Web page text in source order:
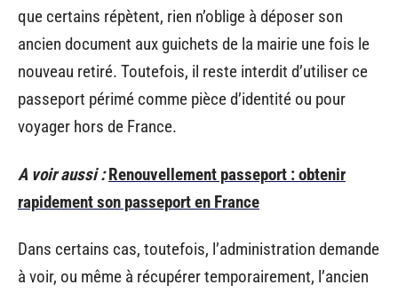
que certains répètent, rien n’oblige à déposer son
ancien document aux guichets de la mairie une fois le
nouveau retiré. Toutefois, il reste interdit d’utiliser ce
passeport périmé comme pièce d’identité ou pour
voyager hors de France.
A voir aussi : Renouvellement passeport : obtenir
rapidement son passeport en France
Dans certains cas, toutefois, l’administration demande
à voir, ou même à récupérer temporairement, l’ancien